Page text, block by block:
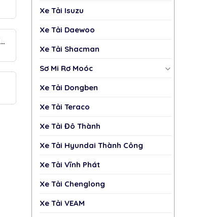
Xe Tải Isuzu
Xe Tải Daewoo
Xe Tải Shacman
Sơ Mi Rơ Moóc
Xe Tải Dongben
Xe Tải Teraco
Xe Tải Đô Thành
Xe Tải Hyundai Thành Công
Xe Tải Vĩnh Phát
Xe Tải Chenglong
Xe Tải VEAM